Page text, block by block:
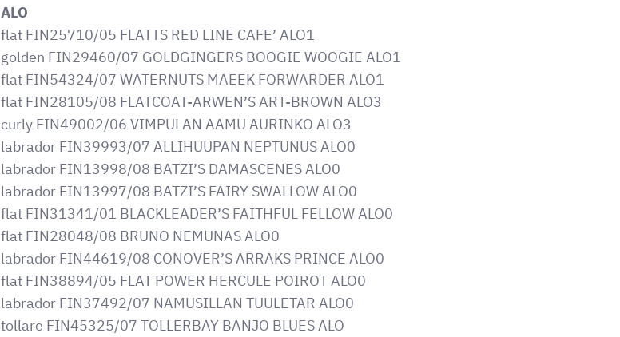
ALO
flat FIN25710/05 FLATTS RED LINE CAFE’ ALO1
golden FIN29460/07 GOLDGINGERS BOOGIE WOOGIE ALO1
flat FIN54324/07 WATERNUTS MAEEK FORWARDER ALO1
flat FIN28105/08 FLATCOAT-ARWEN’S ART-BROWN ALO3
curly FIN49002/06 VIMPULAN AAMU AURINKO ALO3
labrador FIN39993/07 ALLIHUUPAN NEPTUNUS ALO0
labrador FIN13998/08 BATZI’S DAMASCENES ALO0
labrador FIN13997/08 BATZI’S FAIRY SWALLOW ALO0
flat FIN31341/01 BLACKLEADER’S FAITHFUL FELLOW ALO0
flat FIN28048/08 BRUNO NEMUNAS ALO0
labrador FIN44619/08 CONOVER’S ARRAKS PRINCE ALO0
flat FIN38894/05 FLAT POWER HERCULE POIROT ALO0
labrador FIN37492/07 NAMUSILLAN TUULETAR ALO0
tollare FIN45325/07 TOLLERBAY BANJO BLUES ALO